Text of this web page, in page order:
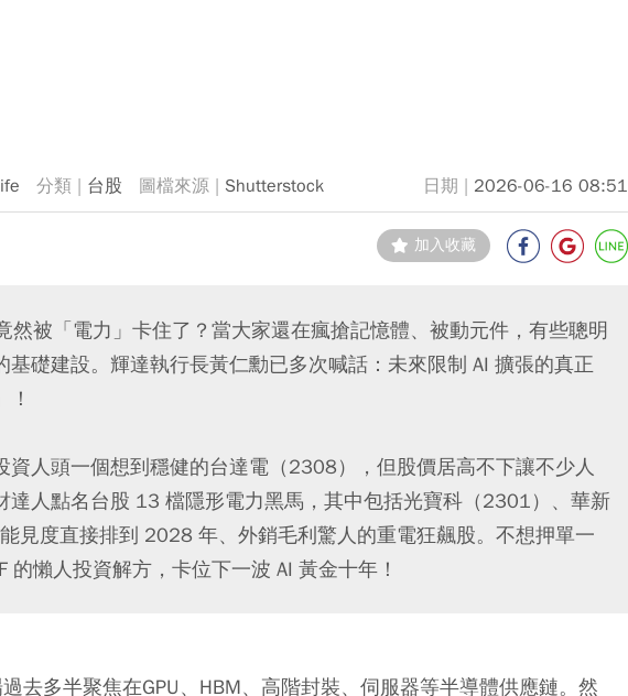
台股 Shutterstock 2026-06-16 08:51
加入收藏
然被「電力」卡住了？當大家還在瘋搶記憶體、被動元件，有些聰明
基礎建設。輝達執行長黃仁勳已多次喊話：未來限制 AI 擴張的真正
資人頭一個想到穩健的台達電（2308），但股價居高不下讓不少人
達人點名台股 13 檔隱形電力黑馬，其中包括光寶科（2301）、華新
見度直接排到 2028 年、外銷毛利驚人的重電狂飆股。不想押單一
的懶人投資解方，卡位下一波 AI 黃金十年！
去多半聚焦在GPU、 HBM、高階封裝、伺服器等半導體供應鏈。然